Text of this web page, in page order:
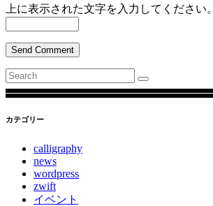
上に表示された文字を入力してください。
Send Comment
Search
for:
カテゴリー
calligraphy
news
wordpress
zwift
イベント